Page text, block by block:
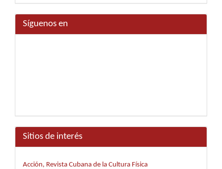
Síguenos en
Sitios de interés
Acción, Revista Cubana de la Cultura Física